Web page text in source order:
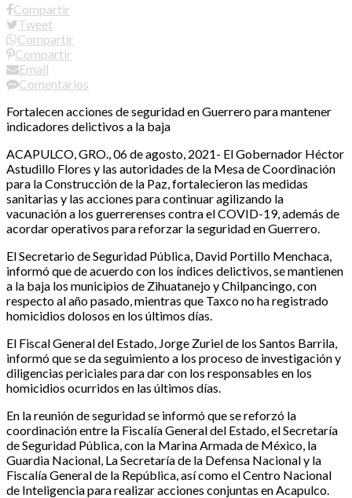
Compartir
Tweet
Compartir
Compartir
Email
Comentarios
Fortalecen acciones de seguridad en Guerrero para mantener
indicadores delictivos a la baja
ACAPULCO, GRO., 06 de agosto, 2021- El Gobernador Héctor
Astudillo Flores y las autoridades de la Mesa de Coordinación
para la Construcción de la Paz, fortalecieron las medidas
sanitarias y las acciones para continuar agilizando la
vacunación a los guerrerenses contra el COVID-19, además de
acordar operativos para reforzar la seguridad en Guerrero.
El Secretario de Seguridad Pública, David Portillo Menchaca,
informó que de acuerdo con los índices delictivos, se mantienen
a la baja los municipios de Zihuatanejo y Chilpancingo, con
respecto al año pasado, mientras que Taxco no ha registrado
homicidios dolosos en los últimos días.
El Fiscal General del Estado, Jorge Zuriel de los Santos Barrila,
informó que se da seguimiento a los proceso de investigación y
diligencias periciales para dar con los responsables en los
homicidios ocurridos en las últimos días.
En la reunión de seguridad se informó que se reforzó la
coordinación entre la Fiscalía General del Estado, el Secretaría
de Seguridad Pública, con la Marina Armada de México, la
Guardia Nacional, La Secretaría de la Defensa Nacional y la
Fiscalía General de la República, así como el Centro Nacional
de Inteligencia para realizar acciones conjuntas en Acapulco.